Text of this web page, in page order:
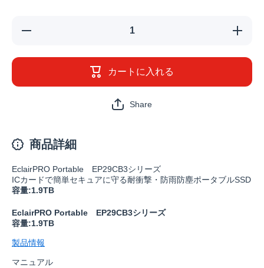
EP29CB3-
す
1.901の
す
カートに入れる
Share
商品詳細
EclairPRO Portable EP29CB3シリーズ
ICカードで簡単セキュアに守る耐衝撃・防雨防塵ポータブルSSD
容量:1.9TB
EclairPRO Portable EP29CB3シリーズ
容量:1.9TB
製品情報
マニュアル